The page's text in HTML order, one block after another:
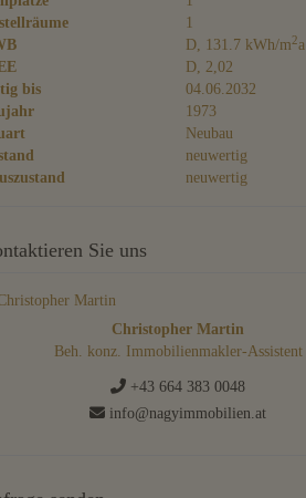
1
D, 131.7 kWh/m2a
D, 2,02
bis
04.06.2032
1973
Neubau
neuwertig
neuwertig
Sie uns
Christopher Martin
Beh. konz. Immobilienmakler-Assistent
+43 664 383 0048
info@nagyimmobilien.at